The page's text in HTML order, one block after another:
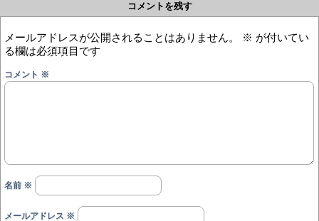
コメントを残す
メールアドレスが公開されることはありません。 ※ が付いてい
る欄は必須項目です
コメント ※
名前 ※
メールアドレス ※